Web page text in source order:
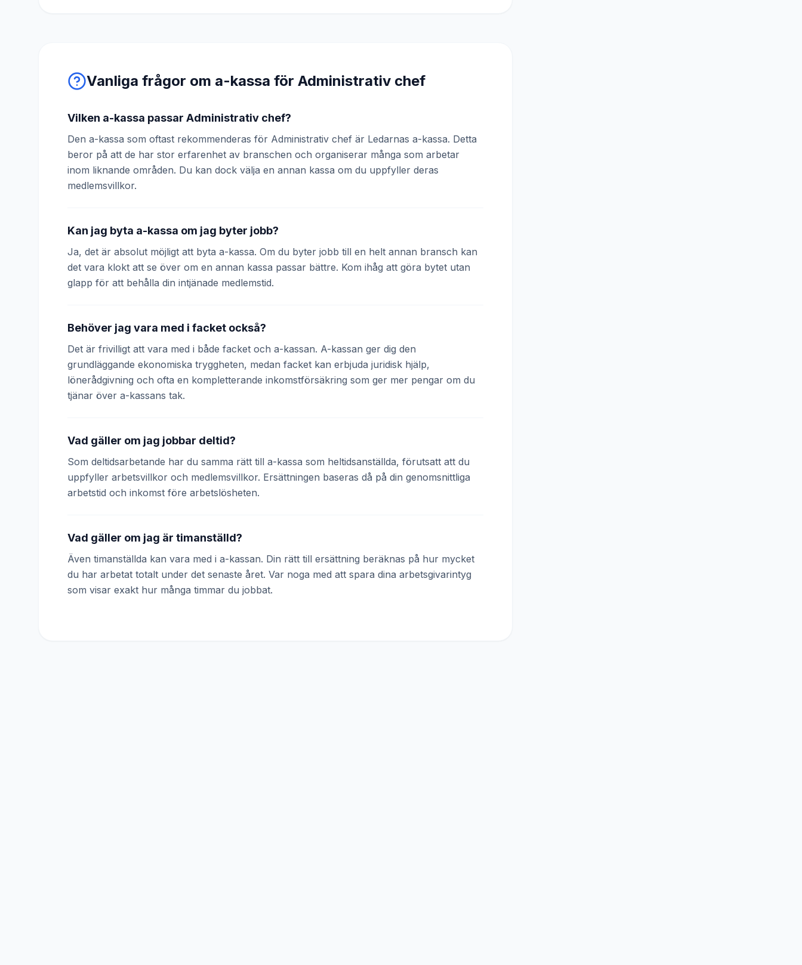
Vanliga frågor om a-kassa för Administrativ chef
Vilken a-kassa passar Administrativ chef?
Den a-kassa som oftast rekommenderas för Administrativ chef är Ledarnas a-kassa. Detta
beror på att de har stor erfarenhet av branschen och organiserar många som arbetar
inom liknande områden. Du kan dock välja en annan kassa om du uppfyller deras
medlemsvillkor.
Kan jag byta a-kassa om jag byter jobb?
Ja, det är absolut möjligt att byta a-kassa. Om du byter jobb till en helt annan bransch kan
det vara klokt att se över om en annan kassa passar bättre. Kom ihåg att göra bytet utan
glapp för att behålla din intjänade medlemstid.
Behöver jag vara med i facket också?
Det är frivilligt att vara med i både facket och a-kassan. A-kassan ger dig den
grundläggande ekonomiska tryggheten, medan facket kan erbjuda juridisk hjälp,
lönerådgivning och ofta en kompletterande inkomstförsäkring som ger mer pengar om du
tjänar över a-kassans tak.
Vad gäller om jag jobbar deltid?
Som deltidsarbetande har du samma rätt till a-kassa som heltidsanställda, förutsatt att du
uppfyller arbetsvillkor och medlemsvillkor. Ersättningen baseras då på din genomsnittliga
arbetstid och inkomst före arbetslösheten.
Vad gäller om jag är timanställd?
Även timanställda kan vara med i a-kassan. Din rätt till ersättning beräknas på hur mycket
du har arbetat totalt under det senaste året. Var noga med att spara dina arbetsgivarintyg
som visar exakt hur många timmar du jobbat.